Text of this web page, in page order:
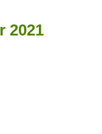
2021